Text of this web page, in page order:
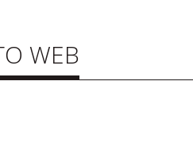
WEB